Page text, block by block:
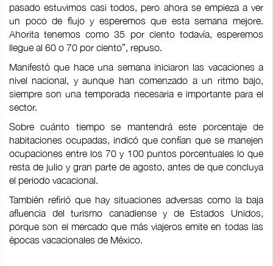
pasado estuvimos casi todos, pero ahora se empieza a ver
un poco de flujo y esperemos que esta semana mejore.
Ahorita tenemos como 35 por ciento todavía, esperemos
llegue al 60 o 70 por ciento”, repuso.
Manifestó que hace una semana iniciaron las vacaciones a
nivel nacional, y aunque han comenzado a un ritmo bajo,
siempre son una temporada necesaria e importante para el
sector.
Sobre cuánto tiempo se mantendrá este porcentaje de
habitaciones ocupadas, indicó que confían que se manejen
ocupaciones entre los 70 y 100 puntos porcentuales lo que
resta de julio y gran parte de agosto, antes de que concluya
el periodo vacacional.
También refirió que hay situaciones adversas como la baja
afluencia del turismo canadiense y de Estados Unidos,
porque son el mercado que más viajeros emite en todas las
épocas vacacionales de México.